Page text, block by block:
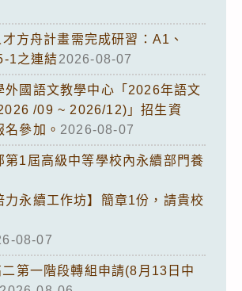
方舟計畫需完成研習：A1、
1之連結2026-08-07
外國語文教學中心「2026年語文
/09 ~ 2026/12)」招生資
參加。 2026-08-07
第1屆高級中等學校內永續部門養
力永續工作坊】簡章1份，請貴校
08-07
第一階段轉組申請(8月13日中